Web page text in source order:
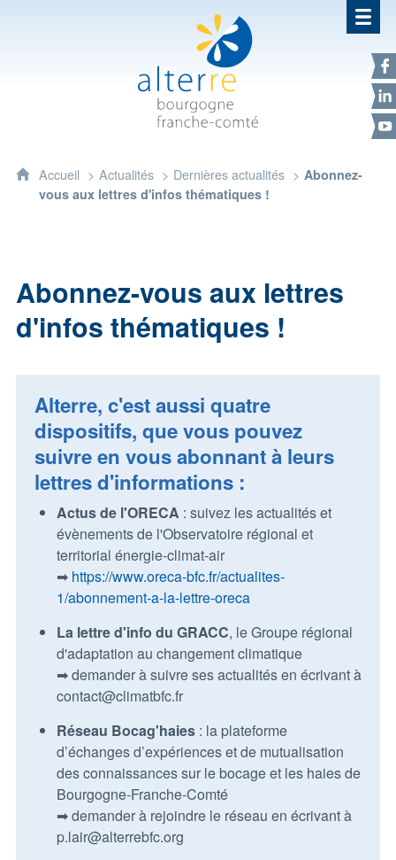
Alterre Bourgogne Franche-
Accueil Actualités Dernières actualités
Abonnez-
vous aux lettres d'infos thématiques !
Abonnez-vous aux lettres
d'infos thématiques !
Alterre, c'est aussi quatre
dispositifs, que vous pouvez
suivre en vous abonnant à leurs
lettres d'informations :
Actus de l'ORECA : suivez les actualités et
évènements de l'Observatoire régional et
territorial énergie-climat-air
➡ https://www.oreca-bfc.fr/actualites-
1/abonnement-a-la-lettre-oreca
La lettre d'info du GRACC, le Groupe régional
d'adaptation au changement climatique
➡ demander à suivre ses actualités en écrivant à
contact@climatbfc.fr
Réseau Bocag'haies: la plateforme
d’échanges d’expériences et de mutualisation
des connaissances sur le bocage et les haies de
Bourgogne-Franche-Comté
➡ demander à rejoindre le réseau en écrivant à
p.lair@alterrebfc.org